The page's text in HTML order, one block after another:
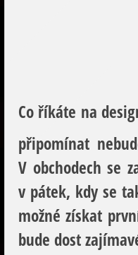
Co říkáte na
připomínat
V obchodech se
v pátek, kdy se
možné získat
bude dost